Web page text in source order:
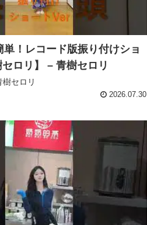
単！レコード版振り付けショ
ロリ】 – 青樹セロリ
セロリ
2026.07.30